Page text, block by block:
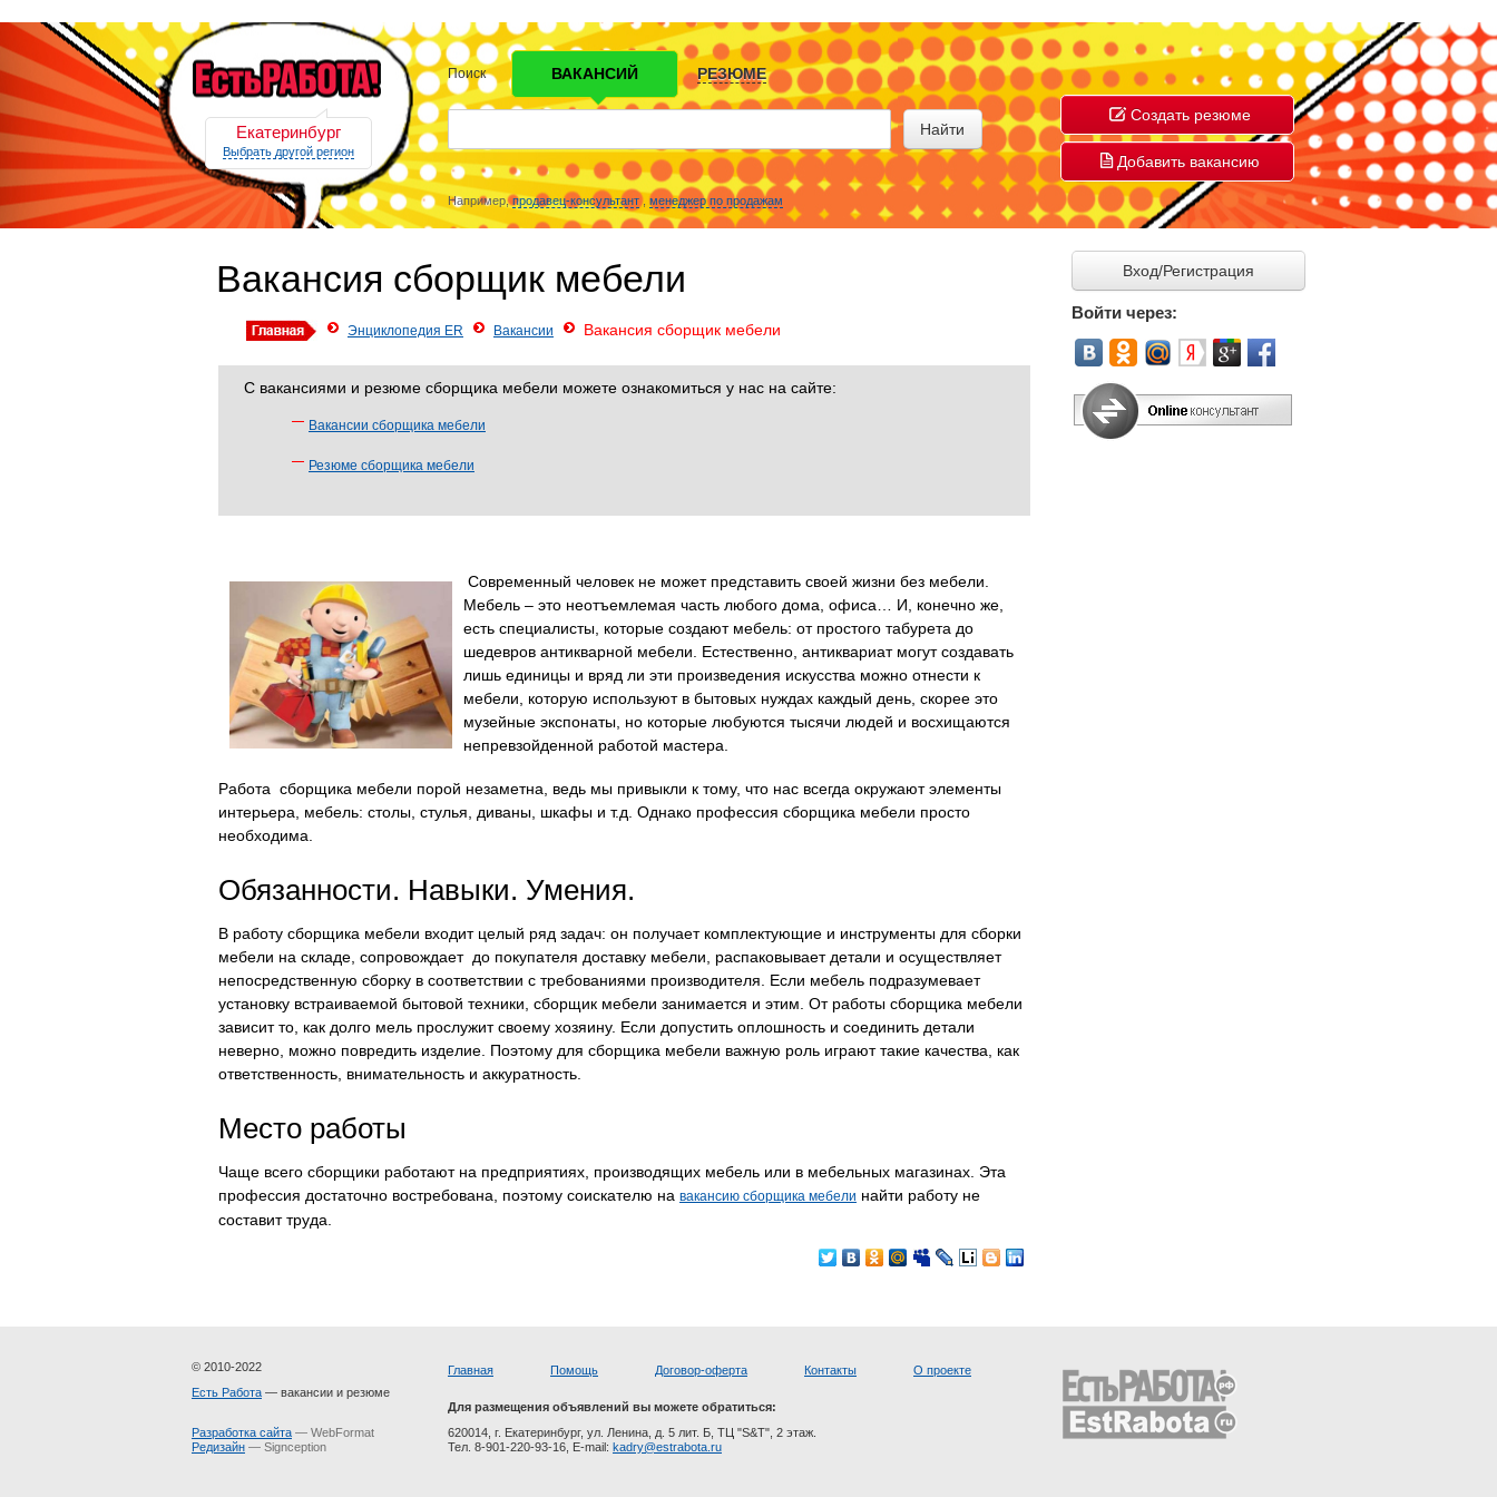
Екатеринбург
Выбрать другой регион
Поиск ВАКАНСИЙ РЕЗЮМЕ
Найти
Например,продавец-консультант, менеджер по продажам
Создать резюме
Добавить вакансию
Вакансия сборщик мебели
Энциклопедия ER Вакансии Вакансия сборщик мебели
С вакансиями и резюме сборщика мебели можете ознакомиться у нас на сайте:
Вакансии сборщика мебели
Резюме сборщика мебели
Современный человек не может представить своей жизни без мебели.
Мебель – это неотъемлемая часть любого дома, офиса… И, конечно же,
есть специалисты, которые создают мебель: от простого табурета до
шедевров антикварной мебели. Естественно, антиквариат могут создавать
лишь единицы и вряд ли эти произведения искусства можно отнести к
мебели, которую используют в бытовых нуждах каждый день, скорее это
музейные экспонаты, но которые любуются тысячи людей и восхищаются
непревзойденной работой мастера.
Работа сборщика мебели порой незаметна, ведь мы привыкли к тому, что нас всегда окружают элементы
интерьера, мебель: столы, стулья, диваны, шкафы и т.д. Однако профессия сборщика мебели просто
необходима.
Обязанности. Навыки. Умения.
В работу сборщика мебели входит целый ряд задач: он получает комплектующие и инструменты для сборки
мебели на складе, сопровождает до покупателя доставку мебели, распаковывает детали и осуществляет
непосредственную сборку в соответствии с требованиями производителя. Если мебель подразумевает
установку встраиваемой бытовой техники, сборщик мебели занимается и этим. От работы сборщика мебели
зависит то, как долго мель прослужит своему хозяину. Если допустить оплошность и соединить детали
неверно, можно повредить изделие. Поэтому для сборщика мебели важную роль играют такие качества, как
ответственность, внимательность и аккуратность.
Место работы
Чаще всего сборщики работают на предприятиях, производящих мебель или в мебельных магазинах. Эта
профессия достаточно востребована, поэтому соискателю на вакансию сборщика мебели найти работу не
составит труда.
Вход/Регистрация
Войти через:
© 2010-2022
Есть Работа — вакансии и резюме
Разработка сайта — WebFormat
Редизайн — Signception
Главная Помощь Договор-оферта Контакты О проекте
Для размещения объявлений вы можете обратиться:
620014, г. Екатеринбург, ул. Ленина, д. 5 лит. Б, ТЦ "S&T", 2 этаж.
Тел. 8-901-220-93-16, E-mail: kadry@estrabota.ru